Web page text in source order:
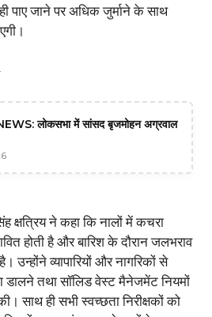
पाए जाने पर अधिक जुर्माने के साथ
लोकसभा में सांसद बृजमोहन अग्रवाल
ने कहा कि नालों में कचरा
होती है और बारिश के दौरान जलभराव
उन्होंने व्यापारियों और नागरिकों से
डालने तथा सॉलिड वेस्ट मैनेजमेंट नियमों
साथ ही सभी स्वच्छता निरीक्षकों को